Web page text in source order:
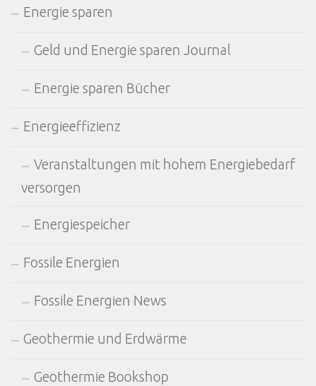
Energie sparen
Geld und Energie sparen Journal
Energie sparen Bücher
Energieeffizienz
Veranstaltungen mit hohem Energiebedarf
versorgen
Energiespeicher
Fossile Energien
Fossile Energien News
Geothermie und Erdwärme
Geothermie Bookshop